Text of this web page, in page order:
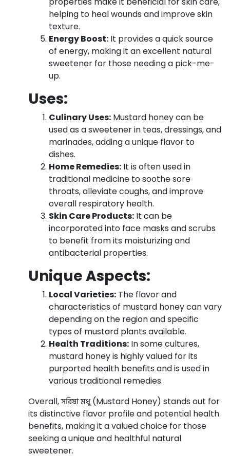
helping to heal wounds and improve skin
texture.
Energy Boost: It provides a quick source
of energy, making it an excellent natural
sweetener for those needing a pick-me-
up.
Uses:
Culinary Uses: Mustard honey can be
used as a sweetener in teas, dressings, and
marinades, adding a unique flavor to
dishes.
Home Remedies: It is often used in
traditional medicine to soothe sore
throats, alleviate coughs, and improve
overall respiratory health.
Skin Care Products: It can be
incorporated into face masks and scrubs
to benefit from its moisturizing and
antibacterial properties.
Unique Aspects:
Local Varieties: The flavor and
characteristics of mustard honey can vary
depending on the region and specific
types of mustard plants available.
Health Traditions: In some cultures,
mustard honey is highly valued for its
purported health benefits and is used in
various traditional remedies.
Overall,সরিষা মধু(Mustard Honey) stands out for
its distinctive flavor profile and potential health
benefits, making it a valued choice for those
seeking a unique and healthful natural
sweetener.